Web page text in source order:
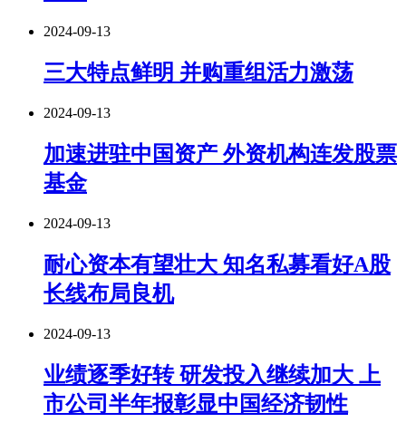
2024-09-13
三大特点鲜明 并购重组活力激荡
2024-09-13
加速进驻中国资产 外资机构连发股票
基金
2024-09-13
耐心资本有望壮大 知名私募看好A股
长线布局良机
2024-09-13
业绩逐季好转 研发投入继续加大 上
市公司半年报彰显中国经济韧性